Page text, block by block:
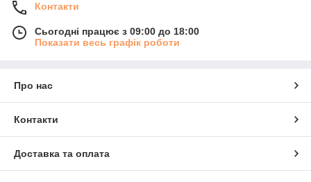
Контакти
Сьогодні працює з 09:00 до 18:00
Показати весь графік роботи
Про нас
Контакти
Доставка та оплата